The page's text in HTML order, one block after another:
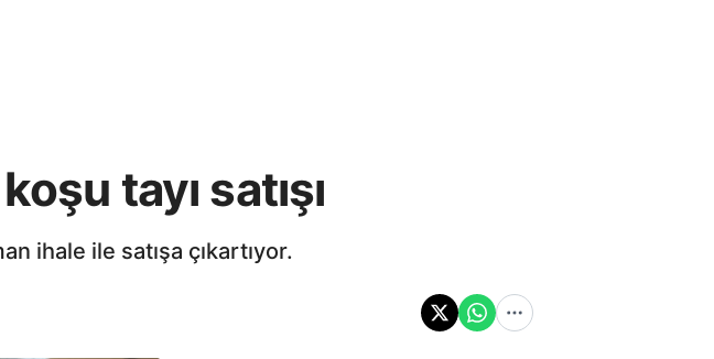
tayı satışı
ihale ile satışa çıkartıyor.